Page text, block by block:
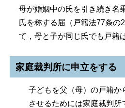
母が婚姻中の氏を引き続き名
氏を称する届（戸籍法77条の
て，母と子が同じ氏でも戸籍
家庭裁判所に申立をする
子どもを父（母）の戸籍か
させるためには家庭裁判所